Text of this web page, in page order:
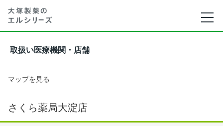
取扱い医療機関・店舗
マップを見る
さくら薬局大淀店